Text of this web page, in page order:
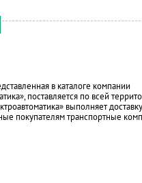
в каталоге компании
поставляется по всей
выполняет
покупателям транспортные